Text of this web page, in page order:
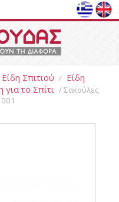
Είδη Σπιτιού / Είδη
το Σπίτι / Σακούλες